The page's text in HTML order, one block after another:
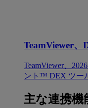
TeamViewer、
TeamViewer、
ント™ DEX ツー
主な連携機